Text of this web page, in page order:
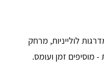
לולייניות, מרחק
- מוסיפים זמן ועומס.